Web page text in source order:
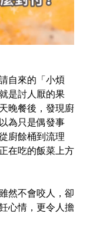
手乳)
自來的「小煩
是討人厭的果
晚餐後，發現廚
為只是偶發事
廚餘桶到流理
在吃的飯菜上方
然不會咬人，卻
心情，更令人擔